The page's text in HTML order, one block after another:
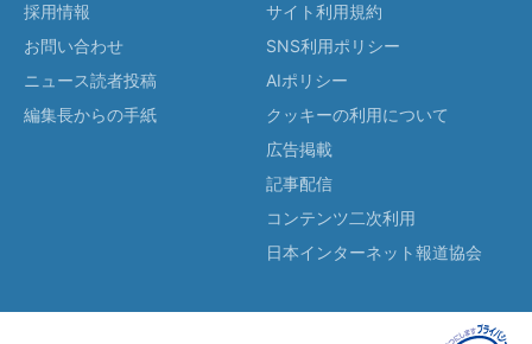
採用情報
お問い合わせ
ニュース読者投稿
編集長からの手紙
サイト利用規約
SNS利用ポリシー
AIポリシー
クッキーの利用について
広告掲載
記事配信
コンテンツ二次利用
日本インターネット報道協会